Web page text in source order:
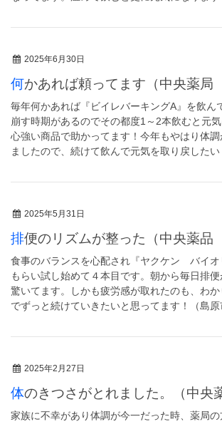
2025年6月30日
何かあれば頼ってます（中央薬局
毎年何かあれば『ビイレバーキングA』を飲ん
崩す時期があるのでその都度1～2本飲むと元
心強い商品で助かってます！今年もやはり体
ましたので、続けて飲んで元気を取り戻した
2025年5月31日
排便のリズムが整った（中央薬品
食事のバランスを心配され『ヤクケン バイオ
もらい試し始めて４本目です。朝から毎日排
驚いてます。しかも疲労感が取れたのも、わ
でずっと続けていきたいと思ってます！（島
2025年2月27日
体のきつさがとれました。（中
家族に不幸があり体調が今一だった時、薬局